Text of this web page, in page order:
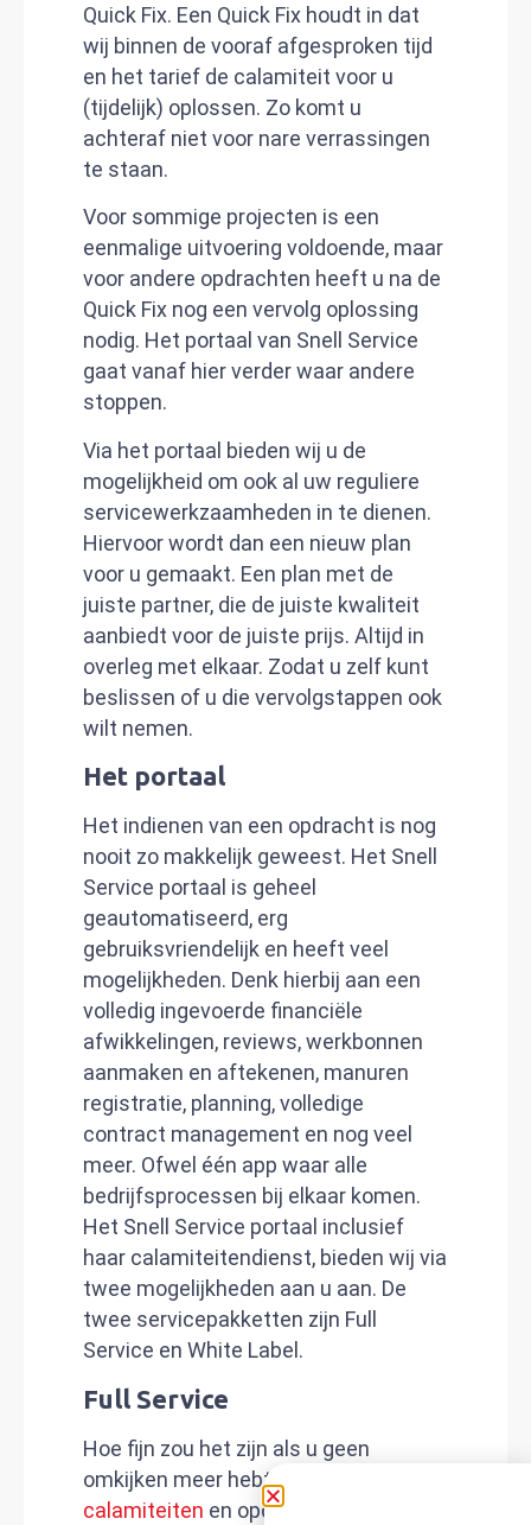
Quick Fix. Een Quick Fix houdt in dat
wij binnen de vooraf afgesproken tijd
en het tarief de calamiteit voor u
(tijdelijk) oplossen. Zo komt u
achteraf niet voor nare verrassingen
te staan.
Voor sommige projecten is een
eenmalige uitvoering voldoende, maar
voor andere opdrachten heeft u na de
Quick Fix nog een vervolg oplossing
nodig. Het portaal van Snell Service
gaat vanaf hier verder waar andere
stoppen.
Via het portaal bieden wij u de
mogelijkheid om ook al uw reguliere
servicewerkzaamheden in te dienen.
Hiervoor wordt dan een nieuw plan
voor u gemaakt. Een plan met de
juiste partner, die de juiste kwaliteit
aanbiedt voor de juiste prijs. Altijd in
overleg met elkaar. Zodat u zelf kunt
beslissen of u die vervolgstappen ook
wilt nemen.
Het portaal
Het indienen van een opdracht is nog
nooit zo makkelijk geweest. Het Snell
Service portaal is geheel
geautomatiseerd, erg
gebruiksvriendelijk en heeft veel
mogelijkheden. Denk hierbij aan een
volledig ingevoerde financiële
afwikkelingen, reviews, werkbonnen
aanmaken en aftekenen, manuren
registratie, planning, volledige
contract management en nog veel
meer. Ofwel één app waar alle
bedrijfsprocessen bij elkaar komen.
Het Snell Service portaal inclusief
haar calamiteitendienst, bieden wij via
twee mogelijkheden aan u aan. De
twee servicepakketten zijn Full
Service en White Label.
Full Service
Hoe fijn zou het zijn als u geen
omkijken meer hebt naar al die
calamiteiten en opdrachten. Geen